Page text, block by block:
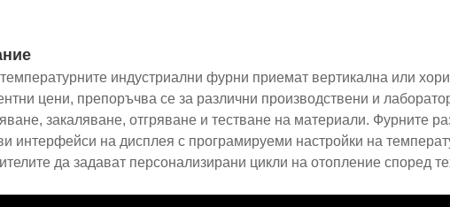
индустриални фурни приемат вертикална или
цени, препоръчва се за различни производствени и
закаляване, отгряване и тестване на материали. Фурните
интерфейси на дисплея с програмируеми настройки на
да задават персонализирани цикли на отопление според